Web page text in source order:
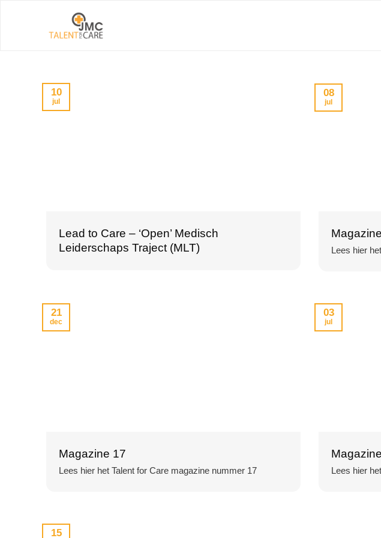
Lead to Care – ‘Open’ Medisch
Leiderschaps Traject (MLT)
10
jul
Lees hier
08
jul
Magazine 17
Lees hier het Talent for Care magazine nummer 17
21
dec
Lees hier
03
jul
15